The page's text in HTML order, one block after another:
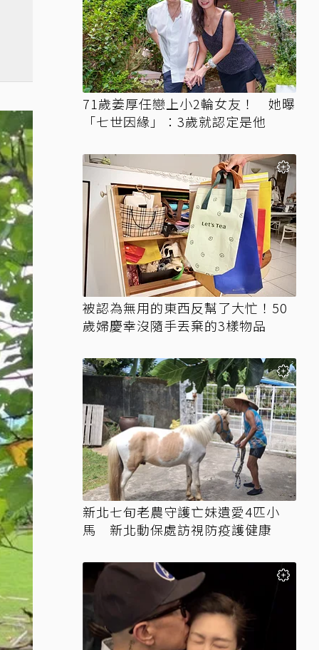
71歲姜厚任戀上小2輪女友！ 她曝
「七世因緣」：3歲就認定是他
被認為無用的東西反幫了大忙！50
歲婦慶幸沒隨手丟棄的3樣物品
新北七旬老農守護亡妹遺愛4匹小
馬 新北動保處訪視防疫護健康